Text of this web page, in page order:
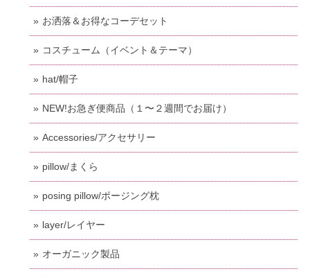
お洒落＆お得なコーデセット
コスチューム（イベント＆テーマ）
hat/帽子
NEW!お急ぎ便商品（１〜２週間でお届け）
Accessories/アクセサリー
pillow/まくら
posing pillow/ポージング枕
layer/レイヤー
オーガニック製品